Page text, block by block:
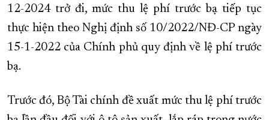
12-2024 trở đi, mức thu lệ phí trước bạ tiếp tục
thực hiện theo Nghị định số 10/2022/NĐ-CP ngày
15-1-2022 của Chính phủ quy định về lệ phí trước
bạ.
Trước đó, Bộ Tài chính đề xuất mức thu lệ phí trước